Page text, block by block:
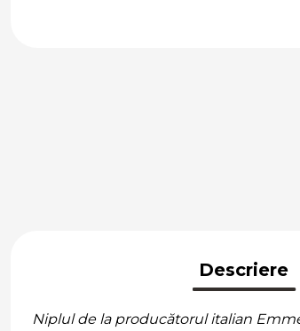
Descriere
Niplul de la producătorul italian